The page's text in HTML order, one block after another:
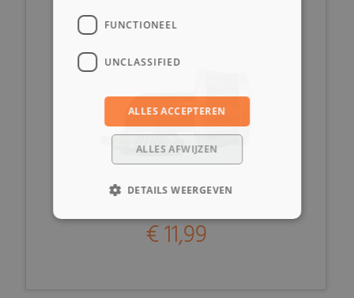
€ 11,99
FUNCTIONEEL
UNCLASSIFIED
ALLES ACCEPTEREN
ALLES AFWIJZEN
DETAILS WEERGEVEN